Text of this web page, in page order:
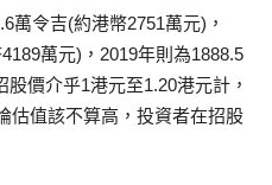
萬令吉(約港幣2751萬元)，
萬元)，2019年則為1888.5
價介乎1港元至1.20港元計，
估值該不算高，投資者在招股